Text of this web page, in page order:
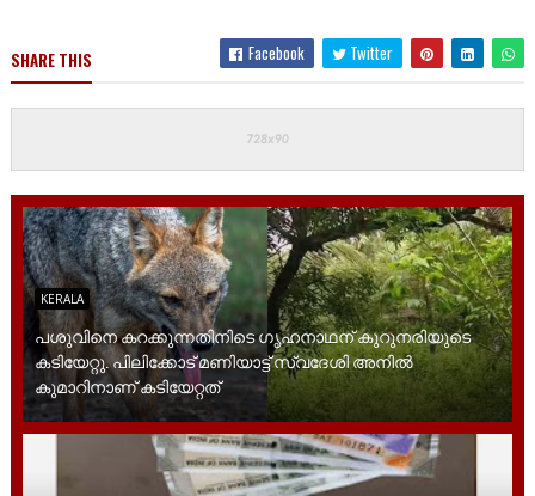
SHARE THIS Facebook Twitter
KERALA
പശുവിനെ കറക്കുന്നതിനിടെ ഗൃഹനാഥന് കുറുനരിയുടെ
കടിയേറ്റു. പിലിക്കോട് മണിയാട്ട് സ്വദേശി അനിൽ
കുമാറിനാണ് കടിയേറ്റത്